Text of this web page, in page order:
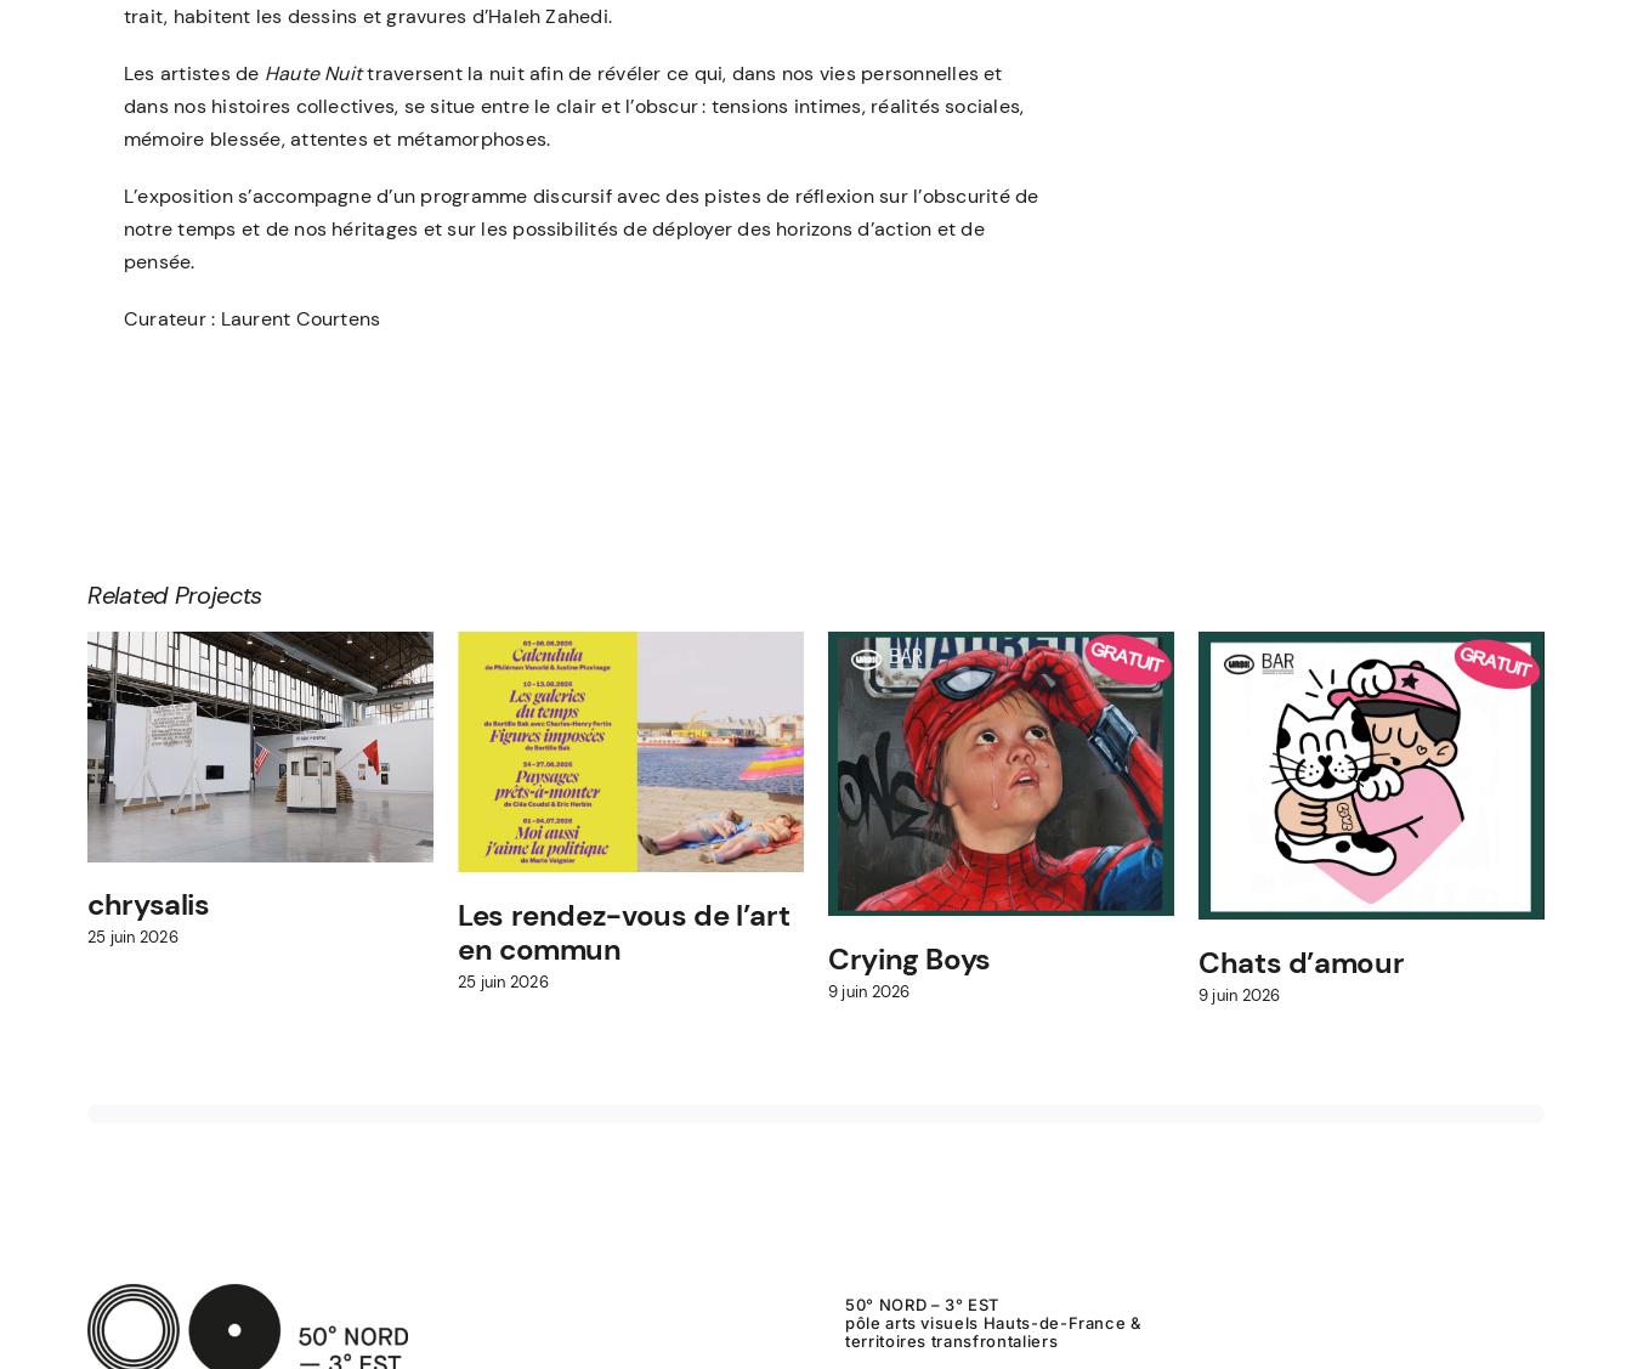
trait, habitent les dessins et gravures d’Haleh Zahedi.
Les artistes de Haute Nuittraversent la nuit afin de révéler ce qui, dans nos vies personnelles et
dans nos histoires collectives, se situe entre le clair et l’obscur : tensions intimes, réalités sociales,
mémoire blessée, attentes et métamorphoses.
L’exposition s’accompagne d’un programme discursif avec des pistes de réflexion sur l’obscurité de
notre temps et de nos héritages et sur les possibilités de déployer des horizons d’action et de
pensée.
Curateur : Laurent Courtens
Related Projects
chrysalis
25 juin 2026
Les rendez-vous de l’art
en commun
25 juin 2026
Crying Boys
9 juin 2026
Chats d’amour
9 juin 2026
50° NORD – 3° EST
pôle arts visuels Hauts-de-France &
territoires transfrontaliers